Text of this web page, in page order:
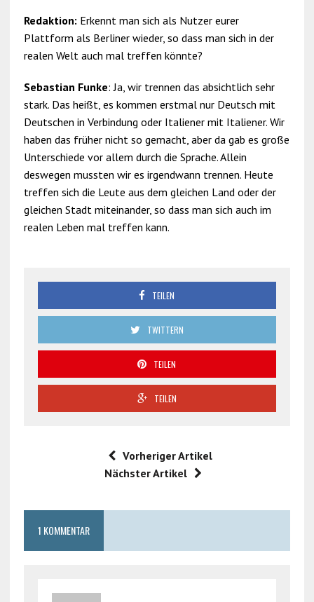
Redaktion: Erkennt man sich als Nutzer eurer
Plattform als Berliner wieder, so dass man sich in der
realen Welt auch mal treffen könnte?
Sebastian Funke: Ja, wir trennen das absichtlich sehr
stark. Das heißt, es kommen erstmal nur Deutsch mit
Deutschen in Verbindung oder Italiener mit Italiener. Wir
haben das früher nicht so gemacht, aber da gab es große
Unterschiede vor allem durch die Sprache. Allein
deswegen mussten wir es irgendwann trennen. Heute
treffen sich die Leute aus dem gleichen Land oder der
gleichen Stadt miteinander, so dass man sich auch im
realen Leben mal treffen kann.
TEILEN
TWITTERN
TEILEN
TEILEN
Vorheriger Artikel
Nächster Artikel
1 KOMMENTAR